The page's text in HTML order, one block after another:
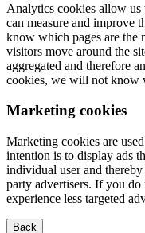
Analytics cookies allow us
can measure and improve
know which pages are the
visitors move around the
aggregated and therefore
cookies, we will not know
Marketing cookies
Marketing cookies are
intention is to display ads
individual user and
party advertisers. If you
experience less targeted
Back